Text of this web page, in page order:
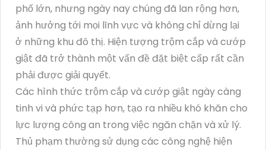
phố lớn, nhưng ngày nay chúng đã lan rộng hơn,
ảnh hưởng tới mọi lĩnh vực và không chỉ dừng lại
ở những khu đô thị. Hiện tượng trộm cắp và cướp
giật đã trở thành một vấn đề đặt biệt cấp rất cần
phải được giải quyết.
Các hình thức trộm cắp và cướp giật ngày càng
tinh vi và phức tạp hơn, tạo ra nhiều khó khăn cho
lực lượng công an trong việc ngăn chặn và xử lý.
Thủ phạm thường sử dụng các công nghệ hiện